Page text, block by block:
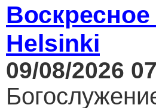
Helsinki
09/08/2026